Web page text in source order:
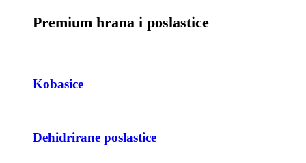
Premium hrana i poslastice
Kobasice
Dehidrirane poslastice